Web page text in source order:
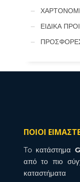
ΕΙΔΙΚΑ
ΠΟΙΟΙ
To κατάστημα
από το πιο